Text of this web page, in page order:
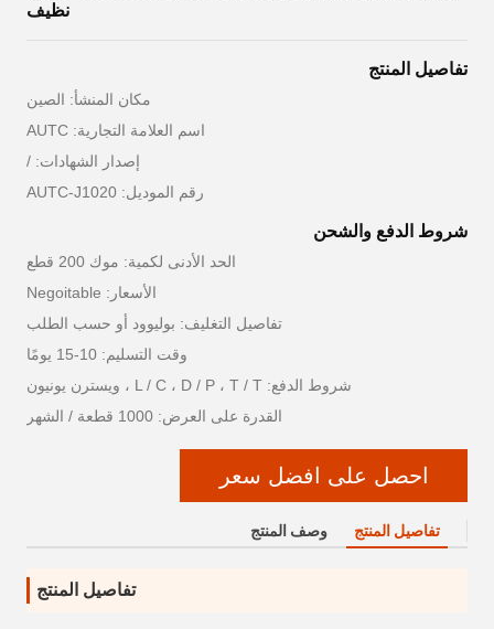
نظيف
تفاصيل المنتج
مكان المنشأ: الصين
اسم العلامة التجارية: AUTC
إصدار الشهادات: /
رقم الموديل: AUTC-J1020
شروط الدفع والشحن
الحد الأدنى لكمية: موك 200 قطع
الأسعار: Negoitable
تفاصيل التغليف: بوليوود أو حسب الطلب
وقت التسليم: 10-15 يومًا
شروط الدفع: L / C ، D / P ، T / T ، ويسترن يونيون
القدرة على العرض: 1000 قطعة / الشهر
احصل على افضل سعر
تفاصيل المنتج وصف المنتج
تفاصيل المنتج